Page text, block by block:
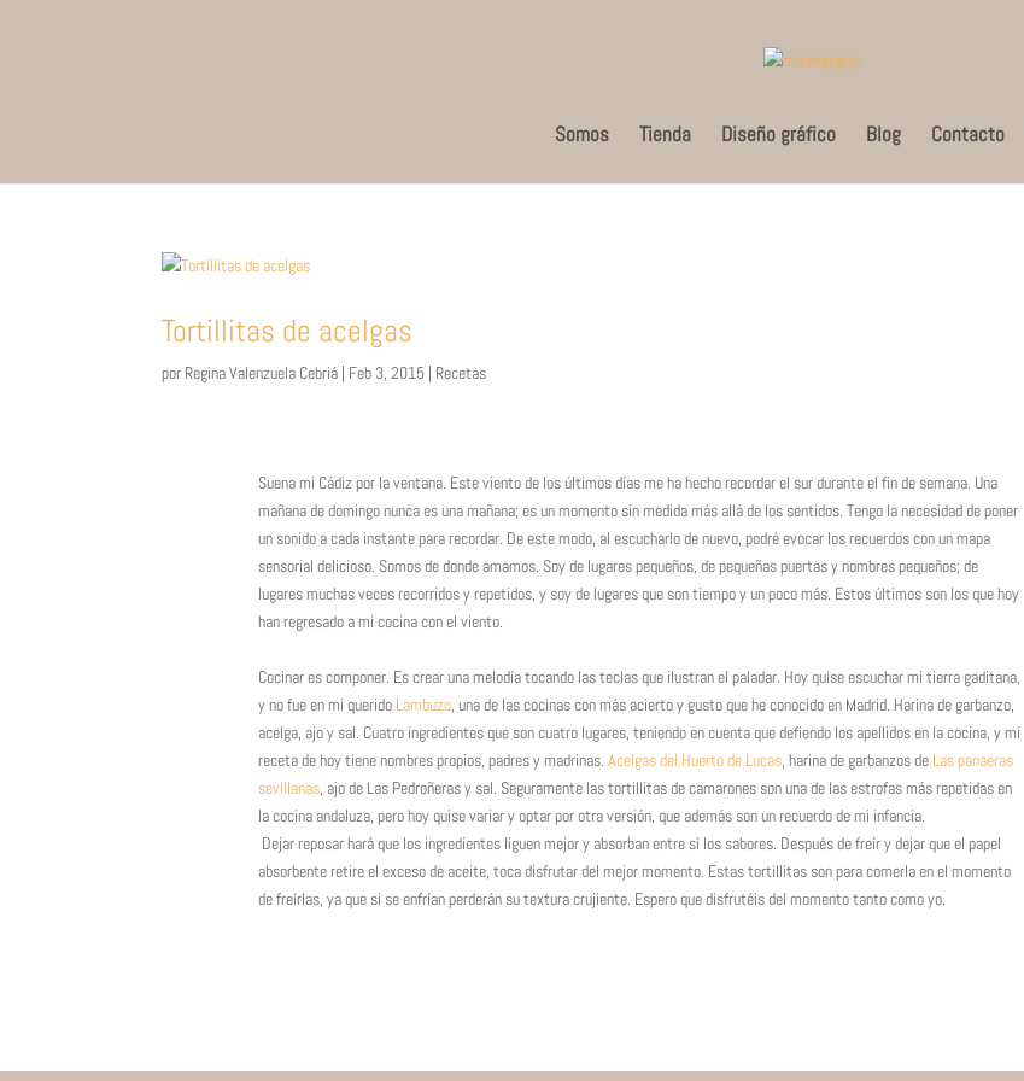
Somos Tienda Diseño gráfico Blog Contacto
Tortillitas de acelgas
por Regina Valenzuela Cebriá | Feb 3, 2015 | Recetas
Suena mi Cádiz por la ventana. Este viento de los últimos días me ha hecho recordar el sur durante el fin de semana. Una
mañana de domingo nunca es una mañana; es un momento sin medida más allá de los sentidos. Tengo la necesidad de poner
un sonido a cada instante para recordar. De este modo, al escucharlo de nuevo, podré evocar los recuerdos con un mapa
sensorial delicioso. Somos de donde amamos. Soy de lugares pequeños, de pequeñas puertas y nombres pequeños; de
lugares muchas veces recorridos y repetidos, y soy de lugares que son tiempo y un poco más. Estos últimos son los que hoy
han regresado a mi cocina con el viento.
Cocinar es componer. Es crear una melodía tocando las teclas que ilustran el paladar. Hoy quise escuchar mi tierra gaditana,
y no fue en mi querido Lambuzo, una de las cocinas con más acierto y gusto que he conocido en Madrid. Harina de garbanzo,
acelga, ajo y sal. Cuatro ingredientes que son cuatro lugares, teniendo en cuenta que defiendo los apellidos en la cocina, y mi
receta de hoy tiene nombres propios, padres y madrinas. Acelgas del Huerto de Lucas, harina de garbanzos de Las panaeras
sevillanas, ajo de Las Pedroñeras y sal. Seguramente las tortillitas de camarones son una de las estrofas más repetidas en
la cocina andaluza, pero hoy quise variar y optar por otra versión, que además son un recuerdo de mi infancia.
Dejar reposar hará que los ingredientes liguen mejor y absorban entre sí los sabores. Después de freír y dejar que el papel
absorbente retire el exceso de aceite, toca disfrutar del mejor momento. Estas tortillitas son para comerla en el momento
de freírlas, ya que si se enfrían perderán su textura crujiente. Espero que disfrutéis del momento tanto como yo.